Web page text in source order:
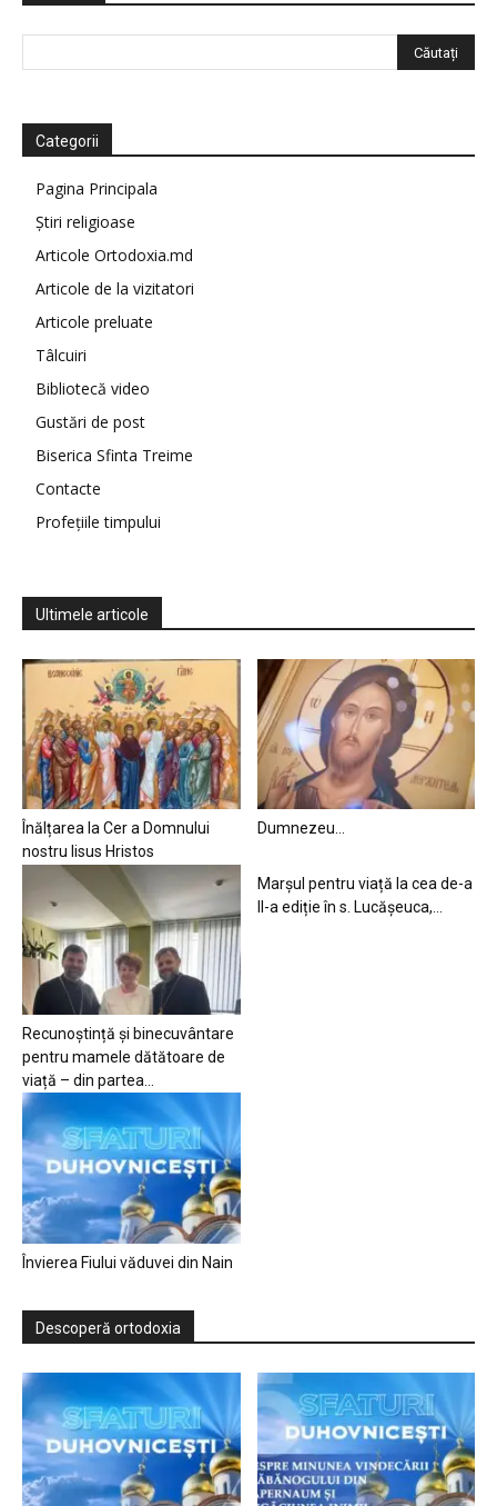
Categorii
Pagina Principala
Știri religioase
Articole Ortodoxia.md
Articole de la vizitatori
Articole preluate
Tâlcuiri
Bibliotecă video
Gustări de post
Biserica Sfinta Treime
Contacte
Profețiile timpului
Ultimele articole
Înălțarea la Cer a Domnului
nostru Iisus Hristos
Dumnezeu…
Recunoștință și binecuvântare
pentru mamele dătătoare de
viață – din partea...
Marșul pentru viață la cea de-a
II-a ediție în s. Lucășeuca,...
Învierea Fiului văduvei din Nain
Descoperă ortodoxia